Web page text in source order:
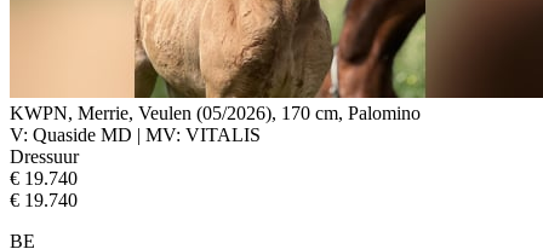
KWPN, Merrie, Veulen (05/2026), 170 cm, Palomino
V: Quaside MD | MV: VITALIS
Dressuur
€ 19.740
€ 19.740
BE